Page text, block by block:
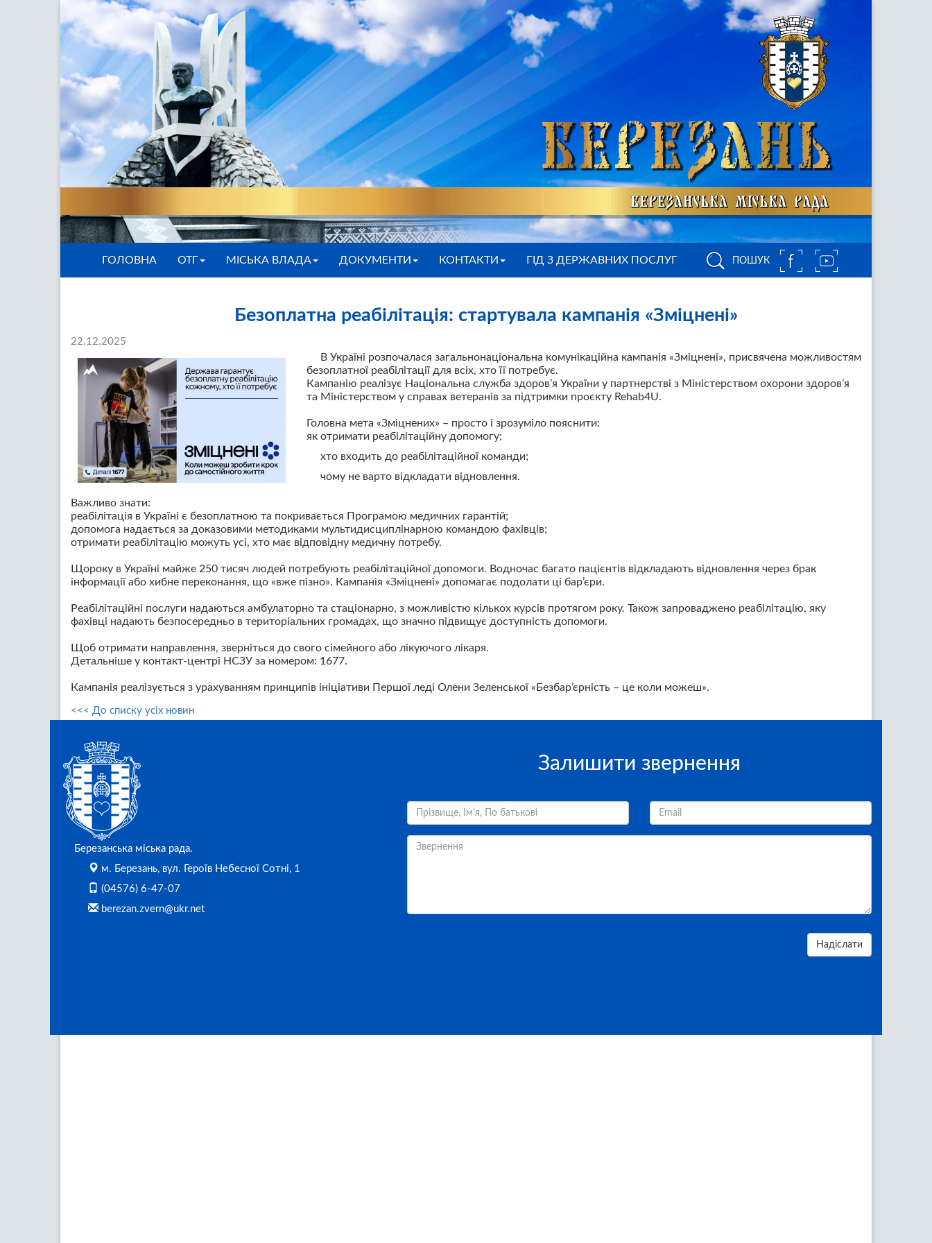
ПОШУК
ГОЛОВНА ОТГ МІСЬКА ВЛАДА ДОКУМЕНТИ КОНТАКТИ ГІД З ДЕРЖАВНИХ ПОСЛУГ
Безоплатна реабілітація: стартувала кампанія «Зміцнені»
22.12.2025
В Україні розпочалася загальнонаціональна комунікаційна кампанія «Зміцнені», присвячена можливостям
безоплатної реабілітації для всіх, хто її потребує.
Кампанію реалізує Національна служба здоров’я України у партнерстві з Міністерством охорони здоров’я
та Міністерством у справах ветеранів за підтримки проєкту Rehab4U.
Головна мета «Зміцнених» – просто і зрозуміло пояснити:
як отримати реабілітаційну допомогу;
хто входить до реабілітаційної команди;
чому не варто відкладати відновлення.
Важливо знати:
реабілітація в Україні є безоплатною та покривається Програмою медичних гарантій;
допомога надається за доказовими методиками мультидисциплінарною командою фахівців;
отримати реабілітацію можуть усі, хто має відповідну медичну потребу.
Щороку в Україні майже 250 тисяч людей потребують реабілітаційної допомоги. Водночас багато пацієнтів відкладають відновлення через брак
інформації або хибне переконання, що «вже пізно». Кампанія «Зміцнені» допомагає подолати ці бар’єри.
Реабілітаційні послуги надаються амбулаторно та стаціонарно, з можливістю кількох курсів протягом року. Також запроваджено реабілітацію, яку
фахівці надають безпосередньо в територіальних громадах, що значно підвищує доступність допомоги.
Щоб отримати направлення, зверніться до свого сімейного або лікуючого лікаря.
Детальніше у контакт-центрі НСЗУ за номером: 1677.
Кампанія реалізується з урахуванням принципів ініціативи Першої леді Олени Зеленської «Безбар’єрність – це коли можеш».
<<< До списку усіх новин
Березанська міська рада.
м. Березань, вул. Героїв Небесної Сотні, 1
(04576) 6-47-07
berezan.zvern@ukr.net
Залишити звернення
Надіслати